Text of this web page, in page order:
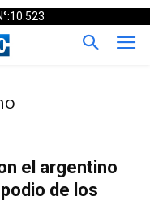
el argentino
de los